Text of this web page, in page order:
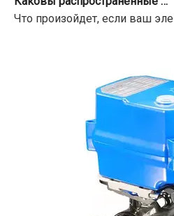
Что произойдет, если ваш